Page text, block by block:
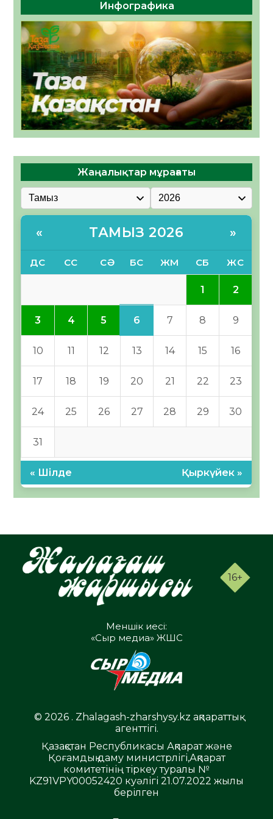
Инфографика
Жаңалықтар мұрағаты
« ТАМЫЗ 2026 »
ДС СС СӘ БС ЖМ СБ ЖС
1 2
3 4 5 6 7 8 9
10 11 12 13 14 15 16
17 18 19 20 21 22 23
24 25 26 27 28 29 30
31
« Шілде Қыркүйек »
16+
Меншік иесі:
«Сыр медиа» ЖШС
© 2026 . Zhalagash-zharshysy.kz ақпараттық
агенттігі.
Қазақстан Республикасы Ақпарат және
Қоғамдық даму министрлігі,Ақпарат
комитетінің тіркеу туралы №
KZ91VPY00052420 куәлігі 21.07.2022 жылы
берілген